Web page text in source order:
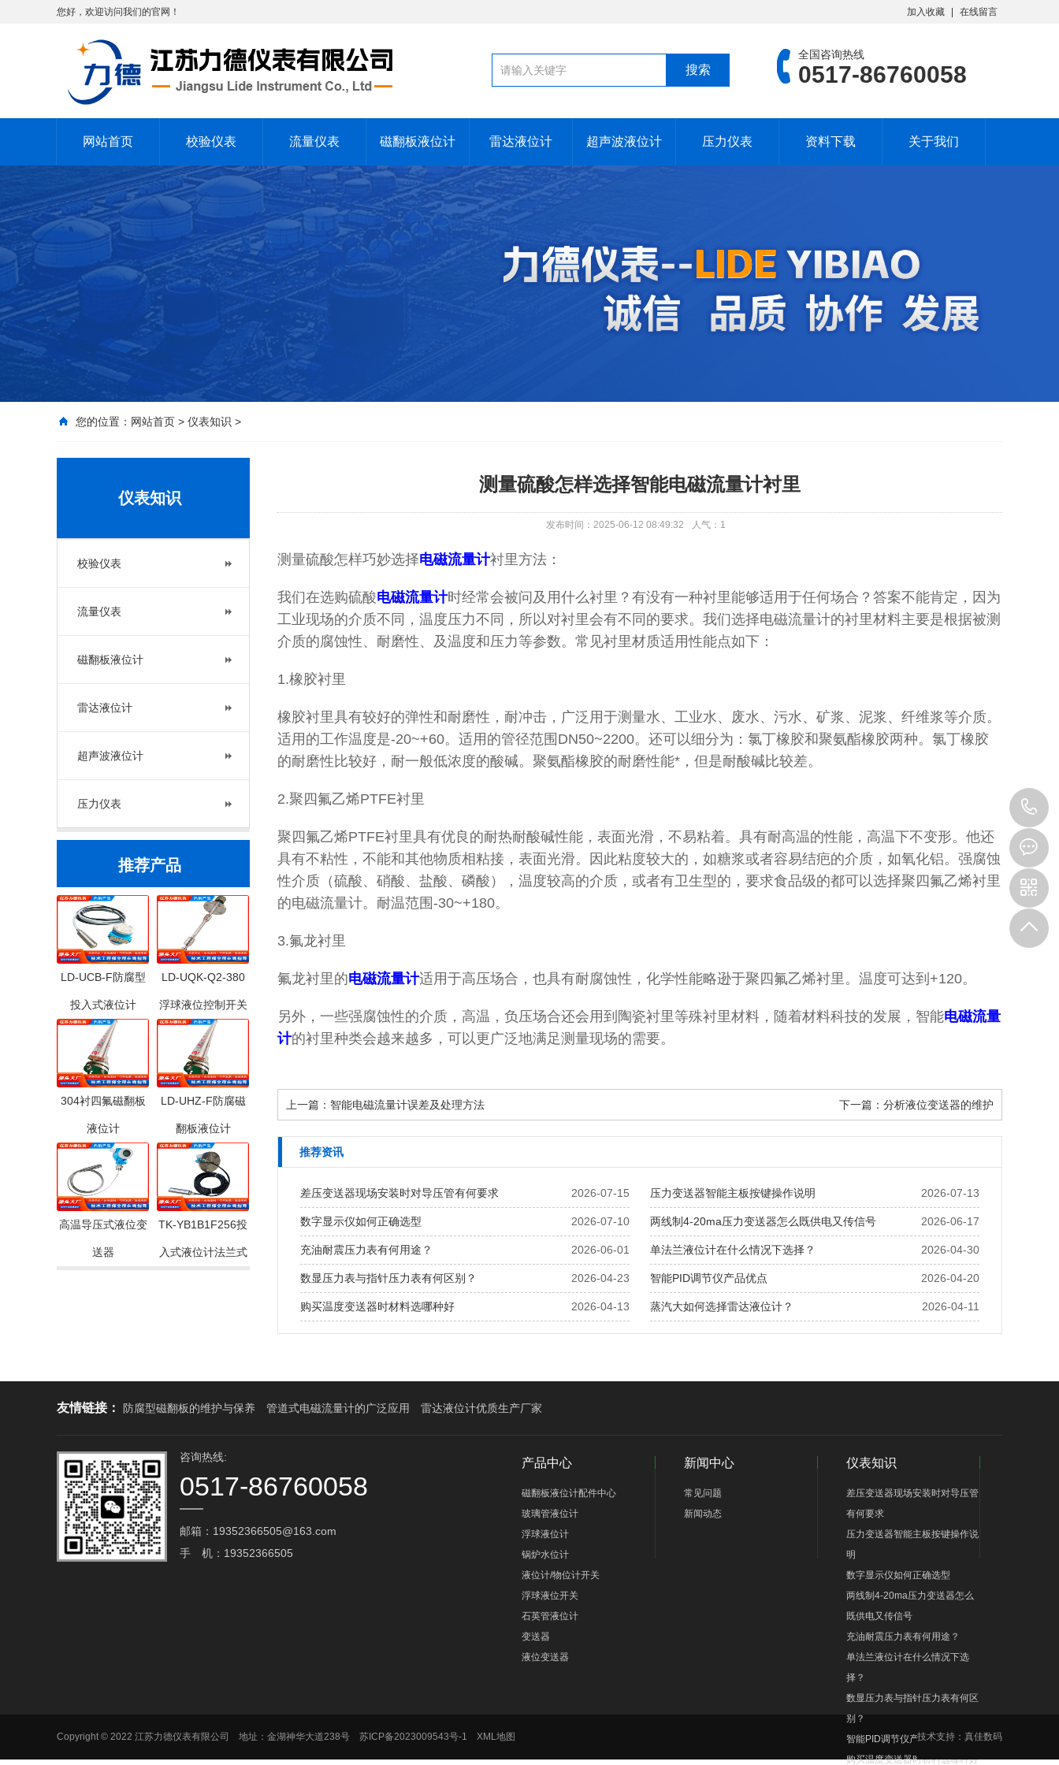
您好，欢迎访问我们的官网！ 加入收藏 在线留言
全国咨询热线
0517-86760058
网站首页 校验仪表 流量仪表 磁翻板液位计 雷达液位计 超声波液位计 压力仪表 资料下载 关于我们
您的位置： 网站首页 > 仪表知识 >
仪表知识
校验仪表
流量仪表
磁翻板液位计
雷达液位计
超声波液位计
压力仪表
推荐产品
LD-UCB-F防腐型
投入式液位计
LD-UQK-Q2-380
浮球液位控制开关
304衬四氟磁翻板
液位计
LD-UHZ-F防腐磁
翻板液位计
高温导压式液位变
送器
TK-YB1B1F256投
入式液位计法兰式
测量硫酸怎样选择智能电磁流量计衬里
发布时间：2025-06-12 08:49:32 人气： 1
测量硫酸怎样巧妙选择电磁流量计衬里方法：
我们在选购硫酸电磁流量计时经常会被问及用什么衬里？有没有一种衬里能够适用于任何场合？答案不能肯定，因为
工业现场的介质不同，温度压力不同，所以对衬里会有不同的要求。我们选择电磁流量计的衬里材料主要是根据被测
介质的腐蚀性、耐磨性、及温度和压力等参数。常见衬里材质适用性能点如下：
1.橡胶衬里
橡胶衬里具有较好的弹性和耐磨性，耐冲击，广泛用于测量水、工业水、废水、污水、矿浆、泥浆、纤维浆等介质。
适用的工作温度是-20~+60。适用的管径范围DN50~2200。还可以细分为：氯丁橡胶和聚氨酯橡胶两种。氯丁橡胶
的耐磨性比较好，耐一般低浓度的酸碱。聚氨酯橡胶的耐磨性能*，但是耐酸碱比较差。
2.聚四氟乙烯PTFE衬里
聚四氟乙烯PTFE衬里具有优良的耐热耐酸碱性能，表面光滑，不易粘着。具有耐高温的性能，高温下不变形。他还
具有不粘性，不能和其他物质相粘接，表面光滑。因此粘度较大的，如糖浆或者容易结疤的介质，如氧化铝。强腐蚀
性介质（硫酸、硝酸、盐酸、磷酸），温度较高的介质，或者有卫生型的，要求食品级的都可以选择聚四氟乙烯衬里
的电磁流量计。耐温范围-30~+180。
3.氟龙衬里
氟龙衬里的电磁流量计适用于高压场合，也具有耐腐蚀性，化学性能略逊于聚四氟乙烯衬里。温度可达到+120。
另外，一些强腐蚀性的介质，高温，负压场合还会用到陶瓷衬里等殊衬里材料，随着材料科技的发展，智能电磁流量
计的衬里种类会越来越多，可以更广泛地满足测量现场的需要。
上一篇： 智能电磁流量计误差及处理方法 下一篇： 分析液位变送器的维护
推荐资讯
2026-07-15
差压变送器现场安装时对导压管有何要求 2026-07-13
压力变送器智能主板按键操作说明
2026-07-10
数字显示仪如何正确选型 2026-06-17
两线制4-20ma压力变送器怎么既供电又传信号
2026-06-01
充油耐震压力表有何用途？ 2026-04-30
单法兰液位计在什么情况下选择？
2026-04-23
数显压力表与指针压力表有何区别？ 2026-04-20
智能PID调节仪产品优点
2026-04-13
购买温度变送器时材料选哪种好 2026-04-11
蒸汽大如何选择雷达液位计？
友情链接： 防腐型磁翻板的维护与保养 管道式电磁流量计的广泛应用 雷达液位计优质生产厂家
咨询热线:
0517-86760058
邮箱：19352366505@163.com‬
手 机：19352366505
产品中心
磁翻板液位计配件中心
玻璃管液位计
浮球液位计
锅炉水位计
液位计/物位计开关
浮球液位开关
石英管液位计
变送器
液位变送器
新闻中心
常见问题
新闻动态
仪表知识
差压变送器现场安装时对导压管
有何要求
压力变送器智能主板按键操作说
明
数字显示仪如何正确选型
两线制4-20ma压力变送器怎么
既供电又传信号
充油耐震压力表有何用途？
单法兰液位计在什么情况下选
择？
数显压力表与指针压力表有何区
别？
智能PID调节仪产品优点
购买温度变送器时材料选哪种好
Copyright © 2022 江苏力德仪表有限公司 地址：金湖神华大道238号 苏ICP备2023009543号-1 XML地图 技术支持： 真佳数码